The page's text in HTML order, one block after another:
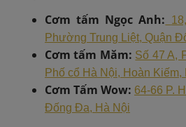
Cơm tấm Ngọc Anh:
Phường Trung Liệt, Quận
Cơm tấm Măm: Số 47 A,
Phố cổ Hà Nội, Hoàn Kiếm,
Cơm Tấm Wow: 64-66 P.
Đống Đa, Hà Nội